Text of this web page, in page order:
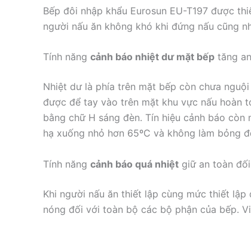
Bếp đôi nhập khẩu Eurosun EU-T197 được
người nấu ăn không khó khi đứng nấu cũng
Tính năng cảnh báo nhiệt dư mặt bếp tăng
Nhiệt dư là phía trên mặt bếp còn chưa
được để tay vào trên mặt khu vực nấu hoàn
bằng chữ H sáng đèn. Tín hiệu cảnh báo
hạ xuống nhỏ hơn 65ºC và không làm bỏng
Tính năng cảnh báo quá nhiệt giữ an toàn
Khi người nấu ăn thiết lập cùng mức thiết
nóng đối với toàn bộ các bộ phận của bếp.